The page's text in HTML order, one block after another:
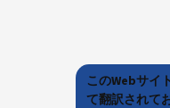
このWebサイ
て翻訳されて